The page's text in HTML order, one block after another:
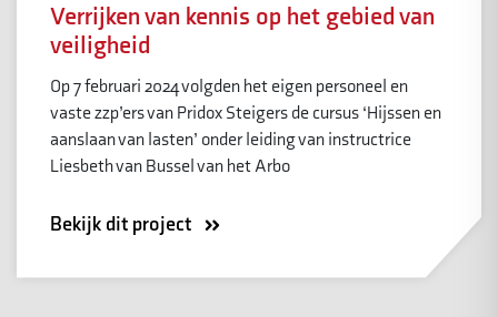
Verrijken van kennis op het gebied van
veiligheid
Op 7 februari 2024 volgden het eigen personeel en
vaste zzp’ers van Pridox Steigers de cursus ‘Hijssen en
aanslaan van lasten’ onder leiding van instructrice
Liesbeth van Bussel van het Arbo
Bekijk dit project